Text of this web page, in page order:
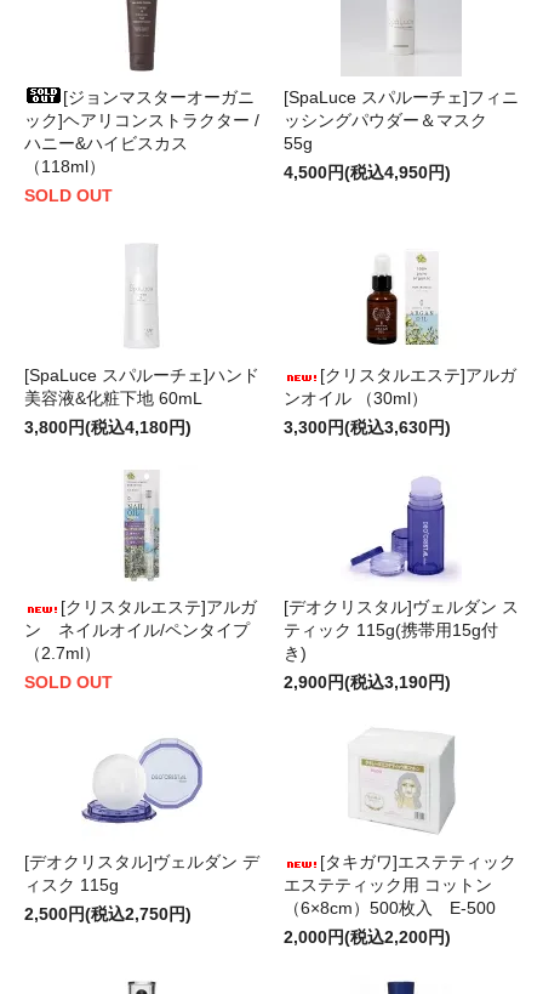
[ジョンマスターオーガニ
ック]ヘアリコンストラクター /
ハニー&ハイビスカス
（118ml）
SOLD OUT
[SpaLuce スパルーチェ]フィニ
ッシングパウダー＆マスク
55g
4,500円(税込4,950円)
[SpaLuce スパルーチェ]ハンド
美容液&化粧下地 60mL
3,800円(税込4,180円)
[クリスタルエステ]アルガ
ンオイル （30ml）
3,300円(税込3,630円)
[クリスタルエステ]アルガ
ン ネイルオイル/ペンタイプ
（2.7ml）
SOLD OUT
[デオクリスタル]ヴェルダン ス
ティック 115g(携帯用15g付
き)
2,900円(税込3,190円)
[デオクリスタル]ヴェルダン デ
ィスク 115g
2,500円(税込2,750円)
[タキガワ]エステティック
エステティック用 コットン
（6×8cm）500枚入 E-500
2,000円(税込2,200円)